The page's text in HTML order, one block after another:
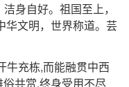
身自好。祖国至上，
华文明，世界称道。芸
牛充栋,而能融贯中西
共赏,终身受用不尽